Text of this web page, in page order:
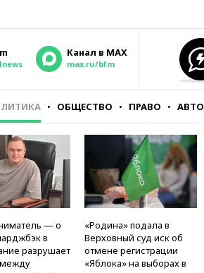
Канал в MAX
max.ru/bfm
ОБЩЕСТВО ПРАВО АВТО
— о
в
разрушает
«Родина» подала в
Верховный суд иск об
отмене регистрации
«Яблока» на выборах в